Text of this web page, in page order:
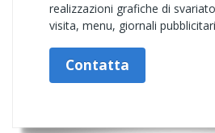
realizzazioni grafiche di
visita, menu, giornali
Contatta